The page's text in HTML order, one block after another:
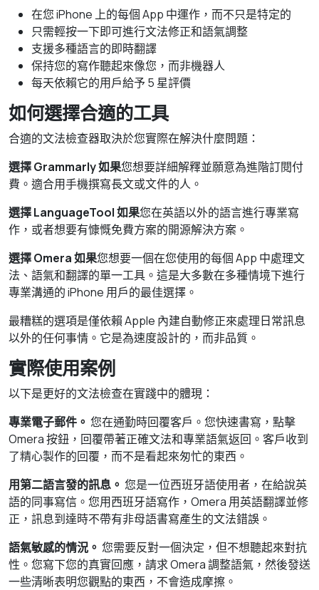
在您 iPhone 上的每個 App 中運作，而不只是特定的
只需輕按一下即可進行文法修正和語氣調整
支援多種語言的即時翻譯
保持您的寫作聽起來像您，而非機器人
每天依賴它的用戶給予 5 星評價
如何選擇合適的工具
合適的文法檢查器取決於您實際在解決什麼問題：
選擇 Grammarly 如果您想要詳細解釋並願意為進階訂閱付
費。適合用手機撰寫長文或文件的人。
選擇 LanguageTool 如果您在英語以外的語言進行專業寫
作，或者想要有慷慨免費方案的開源解決方案。
選擇 Omera 如果您想要一個在您使用的每個 App 中處理文
法、語氣和翻譯的單一工具。這是大多數在多種情境下進行
專業溝通的 iPhone 用戶的最佳選擇。
最糟糕的選項是僅依賴 Apple 內建自動修正來處理日常訊息
以外的任何事情。它是為速度設計的，而非品質。
實際使用案例
以下是更好的文法檢查在實踐中的體現：
專業電子郵件。 您在通勤時回覆客戶。您快速書寫，點擊
Omera 按鈕，回覆帶著正確文法和專業語氣返回。客戶收到
了精心製作的回覆，而不是看起來匆忙的東西。
用第二語言發的訊息。 您是一位西班牙語使用者，在給說英
語的同事寫信。您用西班牙語寫作，Omera 用英語翻譯並修
正，訊息到達時不帶有非母語書寫產生的文法錯誤。
語氣敏感的情況。 您需要反對一個決定，但不想聽起來對抗
性。您寫下您的真實回應，請求 Omera 調整語氣，然後發送
一些清晰表明您觀點的東西，不會造成摩擦。